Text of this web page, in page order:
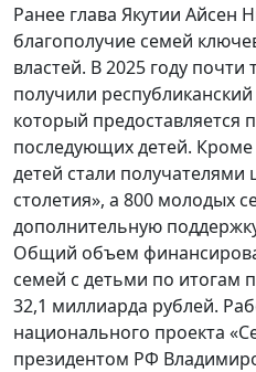
Ранее глава Якутии Айсен
благополучие семей
властей. В 2025 году
получили
который предоставляется
последующих детей. Кроме
детей стали получателями
столетия», а 800 молодых
дополнительную
Общий объем
семей с детьми по итогам
32,1 миллиарда рублей.
национального проекта
президентом РФ